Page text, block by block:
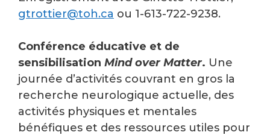
gtrottier@toh.ca ou 1-613-722-9238.
Conférence éducative et de
sensibilisation Mind over Matter. Une
journée d’activités couvrant en gros la
recherche neurologique actuelle, des
activités physiques et mentales
bénéfiques et des ressources utiles pour